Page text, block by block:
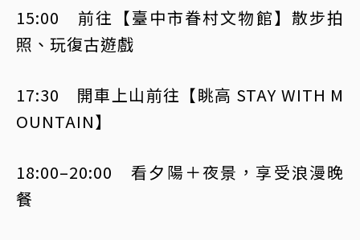
15:00 前往【臺中市眷村文物館】散步拍
照、玩復古遊戲
17:30 開車上山前往【眺高 STAY WITH M
OUNTAIN】
18:00–20:00 看夕陽＋夜景，享受浪漫晚
餐